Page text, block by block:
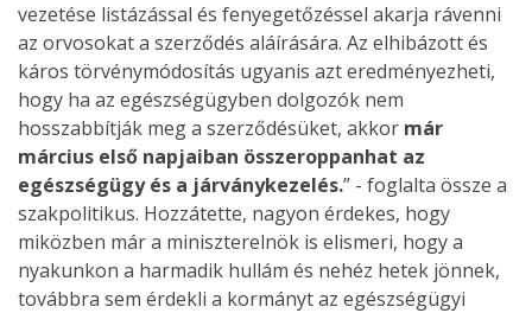
vezetése listázással és fenyegetőzéssel akarja rávenni
az orvosokat a szerződés aláírására. Az elhibázott és
káros törvénymódosítás ugyanis azt eredményezheti,
hogy ha az egészségügyben dolgozók nem
hosszabbítják meg a szerződésüket, akkor már
március első napjaiban összeroppanhat az
egészségügy és a járványkezelés.” - foglalta össze a
szakpolitikus. Hozzátette, nagyon érdekes, hogy
miközben már a miniszterelnök is elismeri, hogy a
nyakunkon a harmadik hullám és nehéz hetek jönnek,
továbbra sem érdekli a kormányt az egészségügyi